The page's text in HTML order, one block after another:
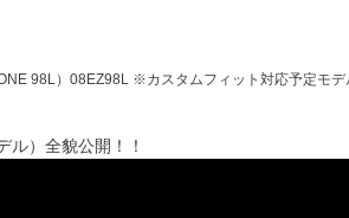
98L）08EZ98L ※カスタムフィット対応予定モデ
）全貌公開！！